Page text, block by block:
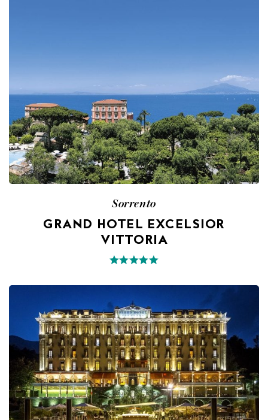
Sorrento
GRAND HOTEL EXCELSIOR
VITTORIA